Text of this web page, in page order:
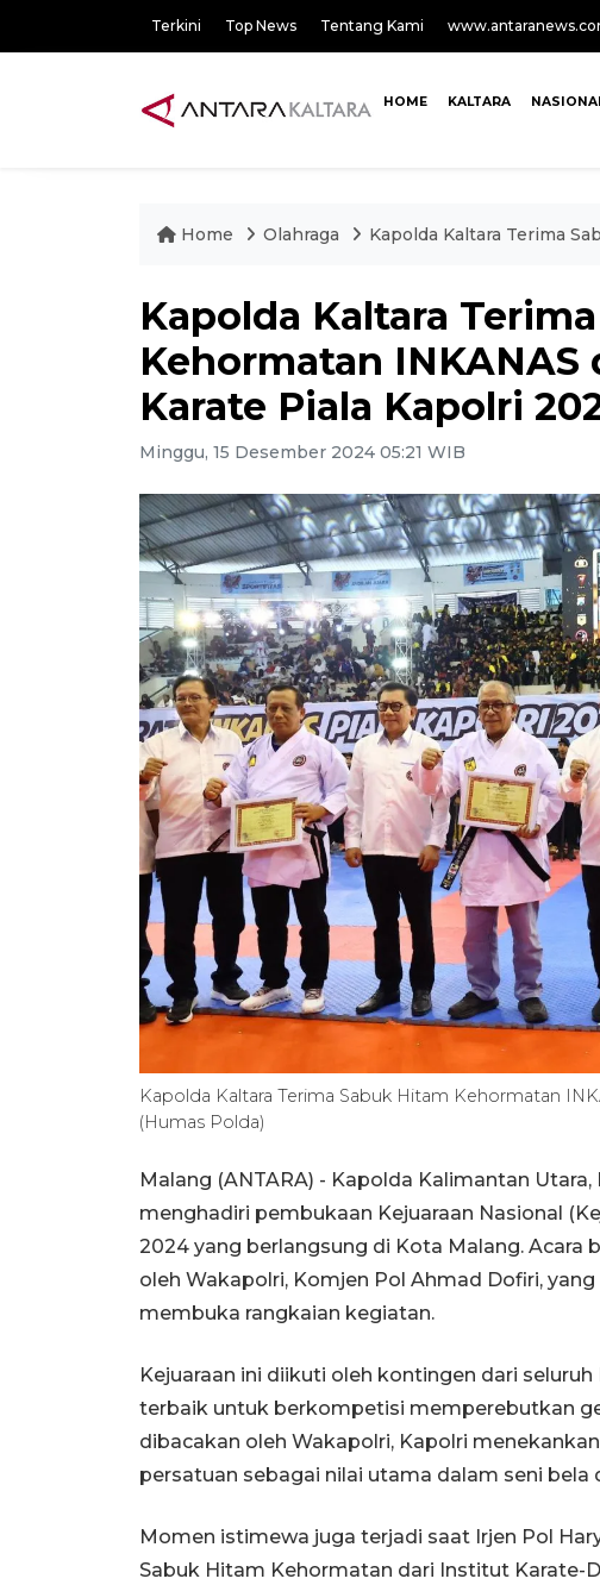
Terkini Top News Tentang Kami
HOME KALTARA
Home Olahraga Kapolda Kaltara Terima
Kapolda Kaltara
Kehormatan INKANAS
Karate Piala Kapolri
Minggu, 15 Desember 2024 05:21 WIB
Kapolda Kaltara Terima Sabuk Hitam Kehormatan
(Humas Polda)
Malang (ANTARA) - Kapolda Kalimantan Utara,
menghadiri pembukaan Kejuaraan Nasional
2024 yang berlangsung di Kota Malang. Acara
oleh Wakapolri, Komjen Pol Ahmad Dofiri,
membuka rangkaian kegiatan.
Kejuaraan ini diikuti oleh kontingen dari
terbaik untuk berkompetisi memperebutkan
dibacakan oleh Wakapolri, Kapolri
persatuan sebagai nilai utama dalam seni bela
Momen istimewa juga terjadi saat Irjen Pol
Sabuk Hitam Kehormatan dari Institut Karate-